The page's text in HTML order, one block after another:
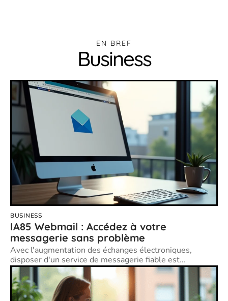
EN BREF
Business
BUSINESS
IA85 Webmail : Accédez à votre
messagerie sans problème
Avec l'augmentation des échanges électroniques,
disposer d'un service de messagerie fiable est…